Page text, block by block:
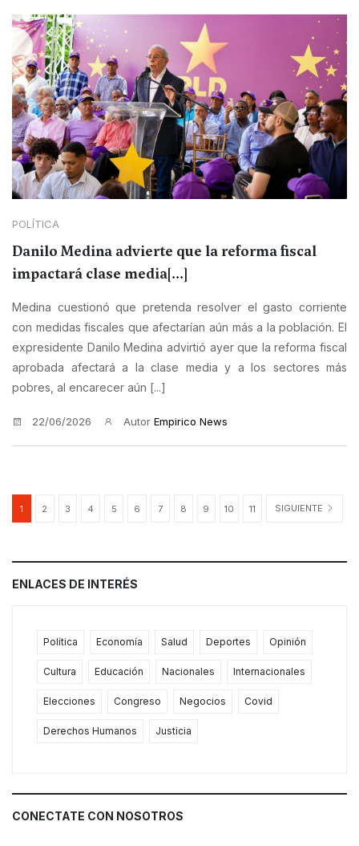
POLÍTICA
Danilo Medina advierte que la reforma fiscal
impactará clase media[...]
Medina cuestionó que pretenda resolver el gasto corriente
con medidas fiscales que afectarían aún más a la población. El
expresidente Danilo Medina advirtió ayer que la reforma fiscal
aprobada afectará a la clase media y a los sectores más
pobres, al encarecer aún [...]
22/06/2026 Autor Empirico News
1 2 3 4 5 6 7 8 9 10 11 SIGUIENTE
ENLACES DE INTERÉS
Política Economía Salud Deportes Opinión
Cultura Educación Nacionales Internacionales
Elecciones Congreso Negocios Covid
Derechos Humanos Justicia
CONECTATE CON NOSOTROS